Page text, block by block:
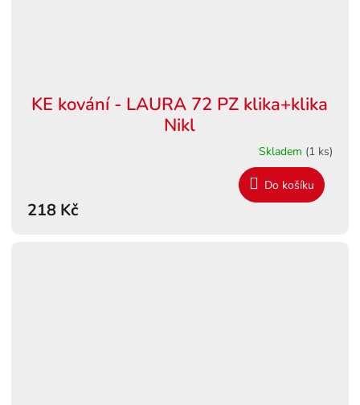
KE kování - LAURA 72 PZ klika+klika
Nikl
Skladem (1 ks)
218 Kč
Do košíku